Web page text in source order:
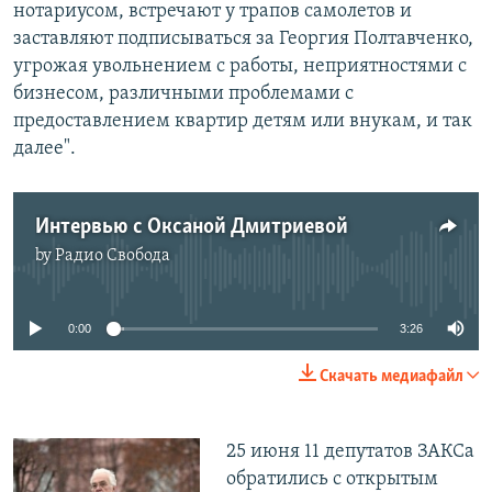
нотариусом, встречают у трапов самолетов и
заставляют подписываться за Георгия Полтавченко,
угрожая увольнением с работы, неприятностями с
бизнесом, различными проблемами с
предоставлением квартир детям или внукам, и так
далее".
Интервью с Оксаной Дмитриевой
byРадио Свобода
No media source currently available
0:00 3:26
Скачать медиафайл
25 июня 11 депутатов ЗАКСа
обратились с открытым